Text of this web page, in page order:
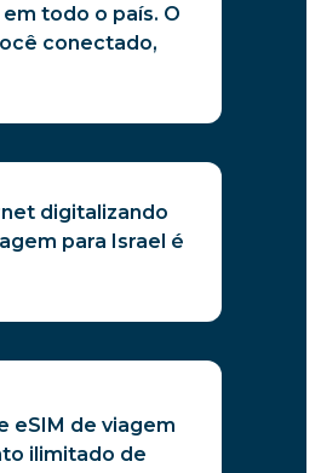
todo o país. O
conectado,
digitalizando
para Israel é
eSIM de viagem
ilimitado de